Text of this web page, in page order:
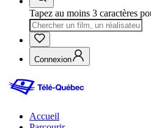
Tapez au moins 3 caractères
Connexion
Accueil